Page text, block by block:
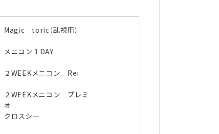
Magic toric（乱視用）
メニコン１DAY
２WEEKメニコン Rei
２WEEKメニコン プレミ
オ
クロスシー